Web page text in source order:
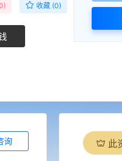
) 收藏 (0)
询 此